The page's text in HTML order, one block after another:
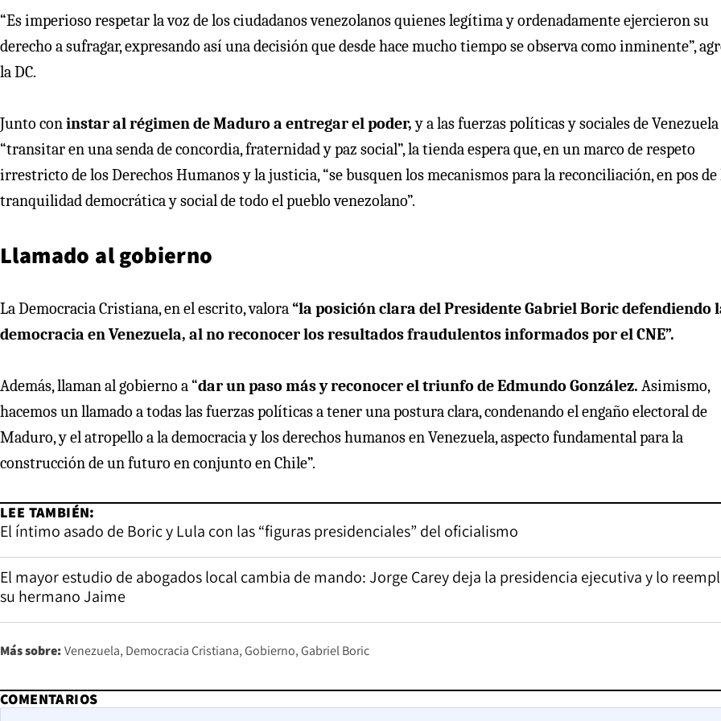
“Es imperioso respetar la voz de los ciudadanos venezolanos quienes legítima y ordenadamente ejercieron su
derecho a sufragar, expresando así una decisión que desde hace mucho tiempo se observa como inminente”,
la DC.
Junto coninstar al régimen de Maduro a entregar el poder,y a las fuerzas políticas y sociales de Venezuela
“transitar en una senda de concordia, fraternidad y paz social”, la tienda espera que, en un marco de respeto
irrestricto de los Derechos Humanos y la justicia, “se busquen los mecanismos para la reconciliación, en pos de
tranquilidad democrática y social de todo el pueblo venezolano”.
Llamado al gobierno
La Democracia Cristiana, en el escrito, valora“la posición clara del Presidente Gabriel Boric defendiendo
democracia en Venezuela, al no reconocer los resultados fraudulentos informados por el CNE”.
Además, llaman al gobierno a “dar un paso más y reconocer el triunfo de Edmundo González. Asimismo,
hacemos un llamado a todas las fuerzas políticas a tener una postura clara, condenando el engaño electoral de
Maduro, y el atropello a la democracia y los derechos humanos en Venezuela, aspecto fundamental para la
construcción de un futuro en conjunto en Chile”.
LEE TAMBIÉN:
El íntimo asado de Boric y Lula con las “figuras presidenciales” del oficialismo
El mayor estudio de abogados local cambia de mando: Jorge Carey deja la presidencia ejecutiva y lo
su hermano Jaime
Más sobre: Venezuela Democracia Cristiana Gobierno Gabriel Boric
COMENTARIOS